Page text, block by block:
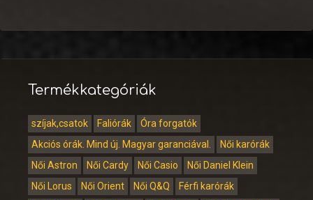
Termékkategóriák
szíjak,csatok Faliórák
Óra forgatók
Akciós órák. Mind új. Magyar garanciával.
Női karórák
Női Astron
Női Cardy Női Casio
Női Daniel Klein
Női Lorus
Női Orient Női Q&Q
Férfi karórák